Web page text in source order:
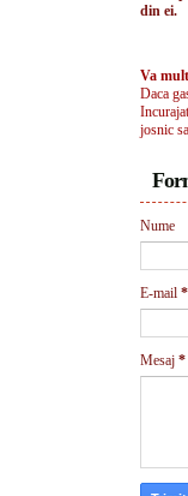
din ei.
Va
Daca
josnic
Nume
E-mail *
Mesaj *